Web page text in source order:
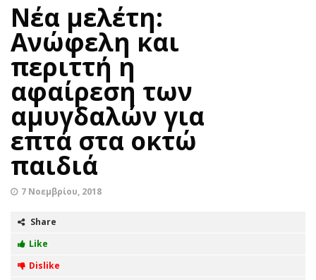
Νέα μελέτη:
Ανώφελη και
περιττή η
αφαίρεση των
αμυγδαλών για
επτά στα οκτώ
παιδιά
7 Νοεμβρίου, 2018
Share
Like
Dislike